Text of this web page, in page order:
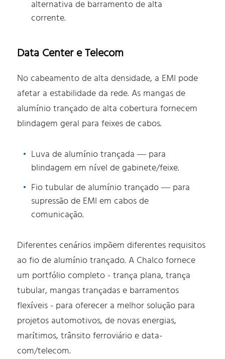
alternativa de barramento de alta
corrente.
Data Center e Telecom
No cabeamento de alta densidade, a EMI pode
afetar a estabilidade da rede. As mangas de
alumínio trançado de alta cobertura fornecem
blindagem geral para feixes de cabos.
Luva de alumínio trançada — para
blindagem em nível de gabinete/feixe.
Fio tubular de alumínio trançado — para
supressão de EMI em cabos de
comunicação.
Diferentes cenários impõem diferentes requisitos
ao fio de alumínio trançado. A Chalco fornece
um portfólio completo - trança plana, trança
tubular, mangas trançadas e barramentos
flexíveis - para oferecer a melhor solução para
projetos automotivos, de novas energias,
marítimos, trânsito ferroviário e data-
com/telecom.